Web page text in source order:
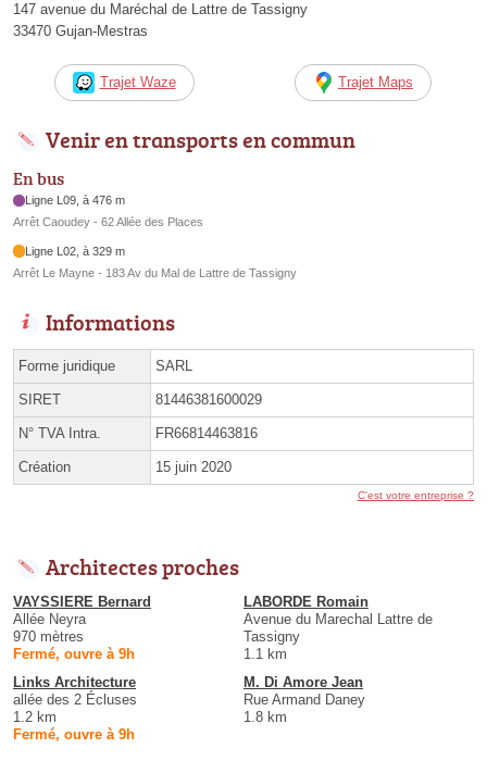
147 avenue du Maréchal de Lattre de Tassigny
33470 Gujan-Mestras
Trajet Waze Trajet Maps
Venir en transports en commun
En bus
Ligne L09, à 476 m
Arrêt Caoudey - 62 Allée des Places
Ligne L02, à 329 m
Arrêt Le Mayne - 183 Av du Mal de Lattre de Tassigny
Informations
Forme juridique SARL
SIRET 81446381600029
N° TVA Intra. FR66814463816
Création 15 juin 2020
C'est votre entreprise ?
Architectes proches
VAYSSIERE Bernard
Allée Neyra
970 mètres
Fermé, ouvre à 9h
LABORDE Romain
Avenue du Marechal Lattre de
Tassigny
1.1 km
Links Architecture
allée des 2 Écluses
1.2 km
Fermé, ouvre à 9h
M. Di Amore Jean
Rue Armand Daney
1.8 km